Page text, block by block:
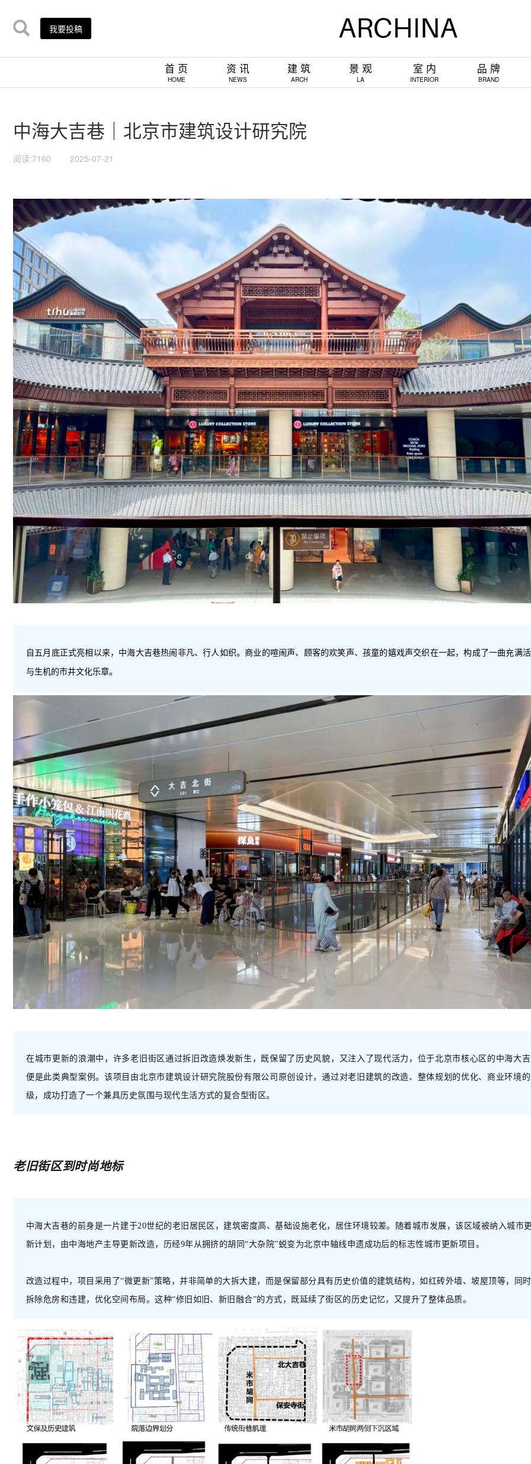
我要投稿
首 页
HOME
资 讯
NEWS
建 筑
ARCH
景 观
LA
室 内
INTERIOR
品 牌
BRAND
中海大吉巷｜北京市建筑设计研究院
阅读:7160 2025-07-21
自五月底正式亮相以来，中海大吉巷热闹非凡、行人如织。商业的喧闹声、顾客的欢笑声、孩童的嬉戏声交织在一起，构成了一曲充满
与生机的市井文化乐章。
在城市更新的浪潮中，许多老旧街区通过拆旧改造焕发新生，既保留了历史风貌，又注入了现代活力，位于北京市核心区的中海大
便是此类典型案例。该项目由北京市建筑设计研究院股份有限公司原创设计，通过对老旧建筑的改造、整体规划的优化、商业环境
级，成功打造了一个兼具历史氛围与现代生活方式的复合型街区。
老旧街区到时尚地标
中海大吉巷的前身是一片建于20世纪的老旧居民区，建筑密度高、基础设施老化，居住环境较差。随着城市发展，该区域被纳入城市
新计划，由中海地产主导更新改造， 历经9年从拥挤的胡同“大杂院”蜕变为北京中轴线申遗成功后的标志性城市更新项目。
改造过程中， 项目 采用了“微更新”策略，并非简单的大拆大建，而是保留部分具有历史价值的建筑结构，如红砖外墙、坡屋顶等，同时
拆除危房和违建，优化空间布局。这种“修旧如旧、新旧融合”的方式，既延续了街区的历史记忆，又提升了整体品质。